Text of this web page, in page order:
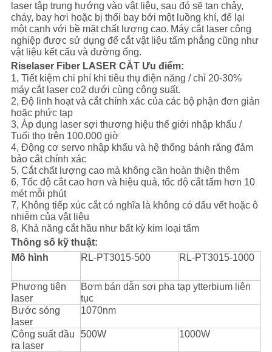
laser tập trung hướng vào vật liệu, sau đó sẽ tan chảy,
cháy, bay hơi hoặc bị thổi bay bởi một luồng khí, để lại
một cạnh với bề mặt chất lượng cao. Máy cắt laser công
nghiệp được sử dụng để cắt vật liệu tấm phẳng cũng như
vật liệu kết cấu và đường ống.
Riselaser Fiber LASER CẮT Ưu điểm:
1, Tiết kiệm chi phí khi tiêu thụ điện năng / chỉ 20-30%
máy cắt laser co2 dưới cùng công suất.
2, Độ linh hoạt và cắt chính xác của các bộ phận đơn giản
hoặc phức tạp
3, Áp dụng laser sợi thương hiệu thế giới nhập khẩu /
Tuổi thọ trên 100.000 giờ
4, Động cơ servo nhập khẩu và hệ thống bánh răng đảm
bảo cắt chính xác
5, Cắt chất lượng cao mà không cần hoàn thiện thêm
6, Tốc độ cắt cao hơn và hiệu quả, tốc độ cắt tấm hơn 10
mét mỗi phút
7, Không tiếp xúc cắt có nghĩa là không có dấu vết hoặc ô
nhiễm của vật liệu
8, Khả năng cắt hầu như bất kỳ kim loại tấm
Thông số kỹ thuật:
Mô hình
RL-PT3015-500 RL-PT3015-1000
Phương tiện
laser
Bơm bán dẫn sợi pha tạp ytterbium liên
tục
Bước sóng
laser
1070nm
Công suất đầu
ra laser
500W 1000W